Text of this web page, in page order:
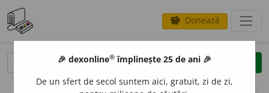
savings Donează
clear
opțiuni
🎉 dexonline® împlinește 25 de ani 🎉
De un sfert de secol suntem aici, gratuit, zi de zi,